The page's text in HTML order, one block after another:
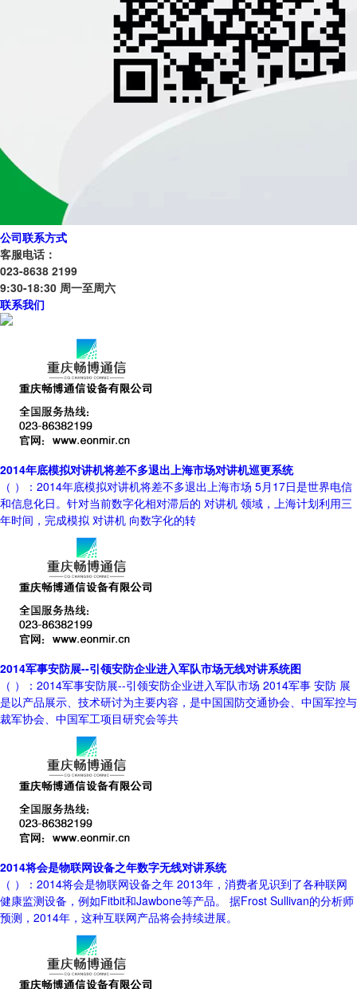
公司联系方式
客服电话：
023-8638 2199
9:30-18:30 周一至周六
联系我们
2014年底模拟对讲机将差不多退出上海市场对讲机巡更系统
（ ）：2014年底模拟对讲机将差不多退出上海市场 5月17日是世界电信
和信息化日。针对当前数字化相对滞后的 对讲机 领域，上海计划利用三
年时间，完成模拟 对讲机 向数字化的转
2014军事安防展--引领安防企业进入军队市场无线对讲系统图
（ ）：2014军事安防展--引领安防企业进入军队市场 2014军事 安防 展
是以产品展示、技术研讨为主要内容，是中国国防交通协会、中国军控与
裁军协会、中国军工项目研究会等共
2014将会是物联网设备之年数字无线对讲系统
（ ）：2014将会是物联网设备之年 2013年，消费者见识到了各种联网
健康监测设备，例如Fitbit和Jawbone等产品。 据Frost Sullivan的分析师
预测，2014年，这种互联网产品将会持续进展。